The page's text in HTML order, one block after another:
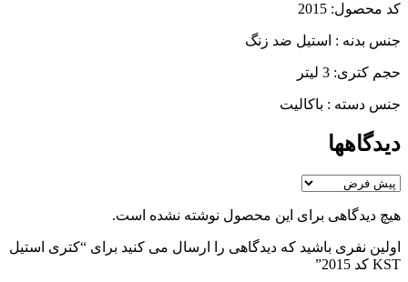
کد محصول: 2015
جنس بدنه : استیل ضد زنگ
حجم کتری: 3 لیتر
جنس دسته : باکالیت
دیدگاهها
هیچ دیدگاهی برای این محصول نوشته نشده است.
اولین نفری باشید که دیدگاهی را ارسال می کنید برای “کتری استیل
KST کد 2015”